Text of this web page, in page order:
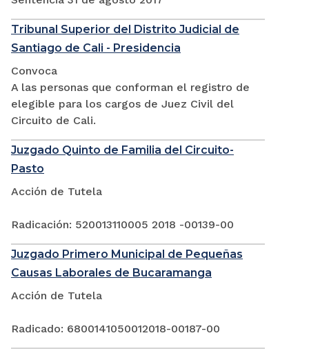
Tribunal Superior del Distrito Judicial de
Santiago de Cali - Presidencia
Convoca
A las personas que conforman el registro de
elegible para los cargos de Juez Civil del
Circuito de Cali.
Juzgado Quinto de Familia del Circuito-
Pasto
Acción de Tutela
Radicación: 520013110005 2018 -00139-00
Juzgado Primero Municipal de Pequeñas
Causas Laborales de Bucaramanga
Acción de Tutela
Radicado: 6800141050012018-00187-00